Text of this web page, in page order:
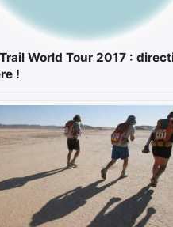
World Tour 2017 :
!